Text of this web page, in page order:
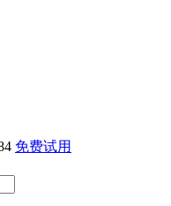
免费试用